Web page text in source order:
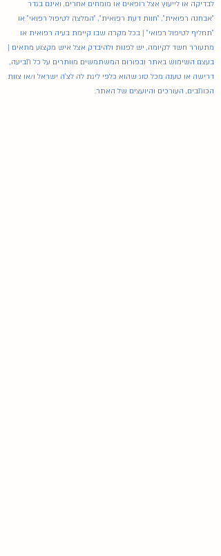
לבדיקה או לייעוץ אצל רופאים או מומחים אחרים, ואינם בגדר
"אבחנה רפואית", "חוות דעת רפואית", "המלצה לטיפול רפואי" או
"תחליף לטיפול רפואי" | בכל מקרה שבו קיימת בעיה רפואית או
מתעורר חשד לקיומה, יש לפנות ולהיבדק אצל איש מקצוע מתאים |
בעצם השימוש באתר ובפורום המשתמשים מוותרים על כל תביעה,
דרישה או טענה מכל סוג שהוא כלפי ליגת לה לצ'ה ישראל ו/או צוות
הכותבים, העורכים והיועצים של האתר.